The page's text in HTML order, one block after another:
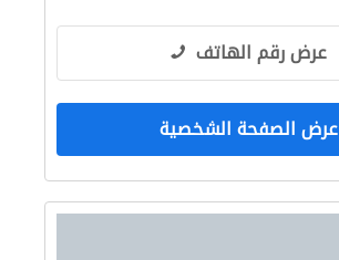
عرض رقم الهاتف
عرض الصفحة الشخصية